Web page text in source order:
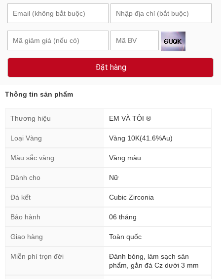
Đặt hàng
Thông tin sản phẩm
Thương hiệu EM VÀ TÔI ®
Loại Vàng Vàng 10K(41.6%Au)
Màu sắc vàng Vàng màu
Dành cho Nữ
Đá kết Cubic Zirconia
Bảo hành 06 tháng
Giao hàng Toàn quốc
Miễn phí trọn đời
Đánh bóng, làm sạch sản
phẩm, gắn đá Cz dưới 3 mm